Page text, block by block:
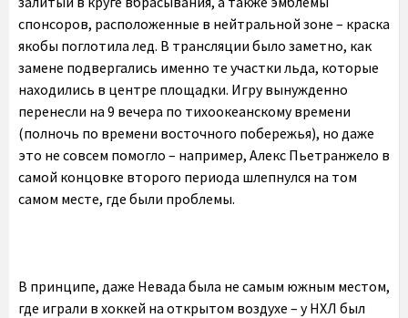
спонсоров, расположенные в нейтральной зоне – краска
якобы поглотила лед. В трансляции было заметно, как
замене подвергались именно те участки льда, которые
находились в центре площадки. Игру вынужденно
перенесли на 9 вечера по тихоокеанскому времени
(полночь по времени восточного побережья), но даже
это не совсем помогло – например, Алекс Пьетранжело в
самой концовке второго периода шлепнулся на том
самом месте, где были проблемы.
В принципе, даже Невада была не самым южным местом,
где играли в хоккей на открытом воздухе – у НХЛ был